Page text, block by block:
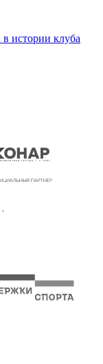
истории клуба